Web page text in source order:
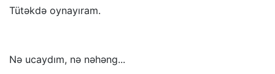
Tütəkdə oynayıram.
Nə ucaydım, nə nəhəng...